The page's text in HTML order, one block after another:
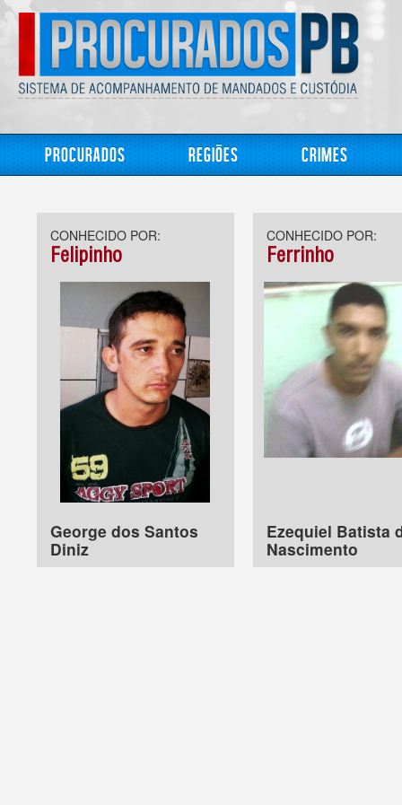
Procurados Regiões Crimes
CONHECIDO POR:
Felipinho
George dos Santos
Diniz
CONHECIDO POR:
Ferrinho
Ezequiel Batista
Nascimento